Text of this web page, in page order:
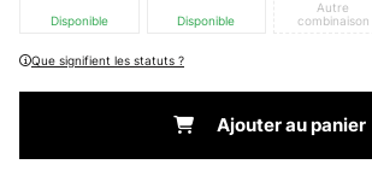
Disponible Disponible
Autre
combinaison
Que signifient les statuts ?
Ajouter au panier